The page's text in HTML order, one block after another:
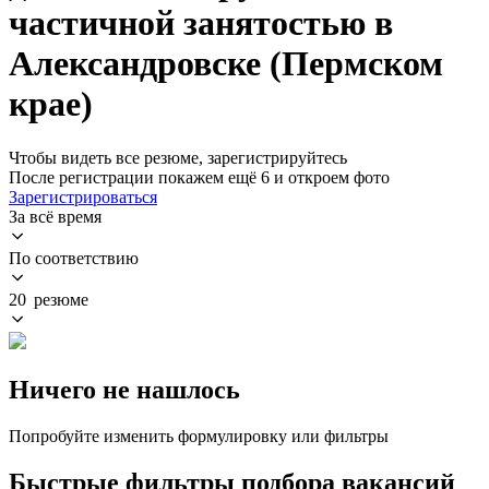
частичной занятостью в
Александровске (Пермском
крае)
Чтобы видеть все резюме, зарегистрируйтесь
После регистрации покажем ещё 6 и откроем фото
Зарегистрироваться
За всё время
По соответствию
20 резюме
Ничего не нашлось
Попробуйте изменить формулировку или фильтры
Быстрые фильтры подбора вакансий